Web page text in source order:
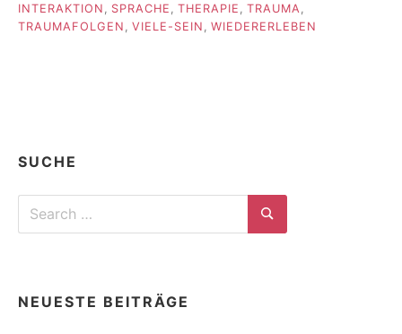
INTERAKTION
SPRACHE THERAPIE TRAUMA
TRAUMAFOLGEN
VIELE-SEIN WIEDERERLEBEN
SUCHE
Search
Search
NEUESTE BEITRÄGE